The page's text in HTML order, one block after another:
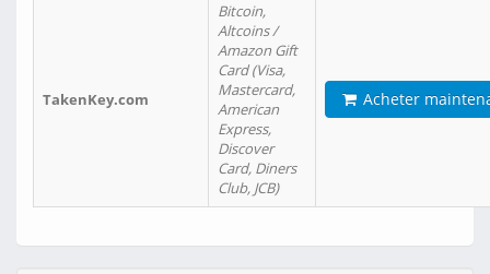
TakenKey.com
Bitcoin,
Altcoins /
Amazon Gift
Card (Visa,
Mastercard,
American
Express,
Discover
Card, Diners
Club, JCB)
Acheter